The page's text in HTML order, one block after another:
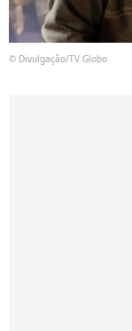
© Divulgação/TV Globo